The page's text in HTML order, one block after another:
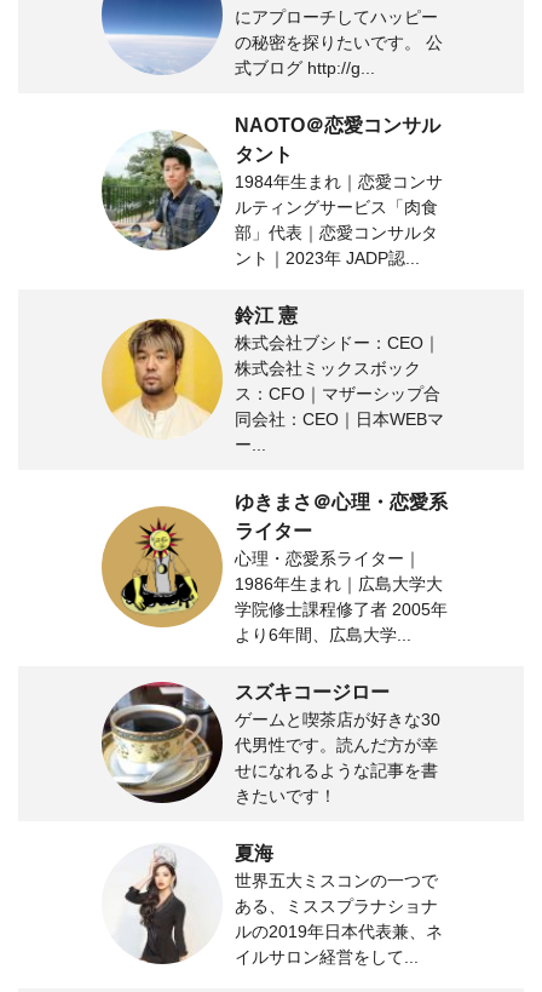
にアプローチしてハッピー
の秘密を探りたいです。 公
式ブログ http://g...
NAOTO＠恋愛コンサル
タント
1984年生まれ｜恋愛コンサ
ルティングサービス「肉食
部」代表｜恋愛コンサルタ
ント｜2023年 JADP認...
鈴江 憲
株式会社ブシドー：CEO｜
株式会社ミックスボック
ス：CFO｜マザーシップ合
同会社：CEO｜日本WEBマ
ー...
ゆきまさ＠心理・恋愛系
ライター
心理・恋愛系ライター｜
1986年生まれ｜広島大学大
学院修士課程修了者 2005年
より6年間、広島大学...
スズキコージロー
ゲームと喫茶店が好きな30
代男性です。読んだ方が幸
せになれるような記事を書
きたいです！
夏海
世界五大ミスコンの一つで
ある、ミススプラナショナ
ルの2019年日本代表兼、ネ
イルサロン経営をして...